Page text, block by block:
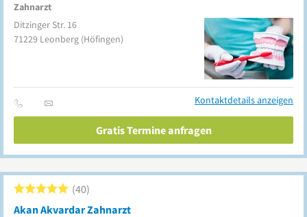
Zahnarzt
Ditzinger Str. 16
71229 Leonberg (Höfingen)
Kontaktdetails anzeigen
Gratis Termine anfragen
Akan Akvardar Zahnarzt
40